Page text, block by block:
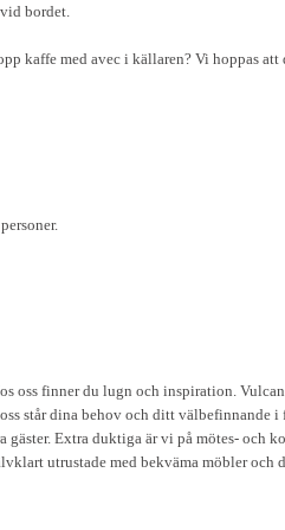
bordet.
kaffe med avec i källaren? Vi hoppas
finner du lugn och inspiration.
står dina behov och ditt välbefinnande
Extra duktiga är vi på mötes- och
utrustade med bekväma möbler och